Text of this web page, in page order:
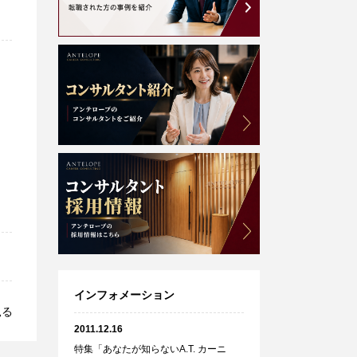
インフォメーション
2011.12.16
特集「あなたが知らないA.T. カーニ